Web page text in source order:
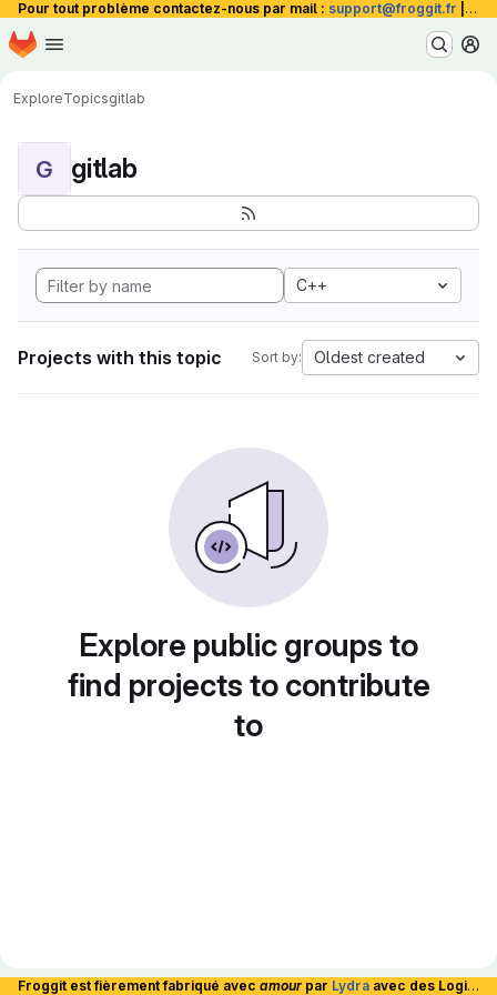
Pour tout problème contactez-nous par mail : support@froggit.fr La
Skip to main content
Homepage
ExploreTopicsgitlab
G gitlab
C++
Projects with this topic Sort by: Oldest created
Explore public groups to
find projects to contribute
to
Froggit est fièrement fabriqué avec amour par Lydra avec des Logiciels Libres et hébergé en